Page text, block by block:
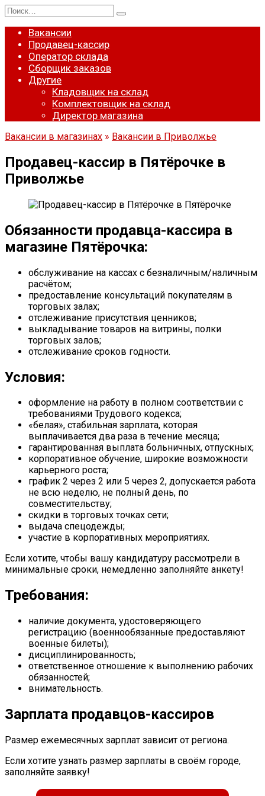
Перейти
к
содержанию
Search
for:
Вакансии
Продавец-кассир
Оператор склада
Сборщик заказов
Другие
Кладовщик на склад
Комплектовщик на склад
Директор магазина
Вакансии в магазинах » Вакансии в Приволжье
Продавец-кассир в Пятёрочке в
Приволжье
Обязанности продавца-кассира в
магазине Пятёрочка:
обслуживание на кассах с безналичным/наличным
расчётом;
предоставление консультаций покупателям в
торговых залах;
отслеживание присутствия ценников;
выкладывание товаров на витрины, полки
торговых залов;
отслеживание сроков годности.
Условия:
оформление на работу в полном соответствии с
требованиями Трудового кодекса;
«белая», стабильная зарплата, которая
выплачивается два раза в течение месяца;
гарантированная выплата больничных, отпускных;
корпоративное обучение, широкие возможности
карьерного роста;
график 2 через 2 или 5 через 2, допускается работа
не всю неделю, не полный день, по
совместительству;
скидки в торговых точках сети;
выдача спецодежды;
участие в корпоративных мероприятиях.
Если хотите, чтобы вашу кандидатуру рассмотрели в
минимальные сроки, немедленно заполняйте анкету!
Требования:
наличие документа, удостоверяющего
регистрацию (военнообязанные предоставляют
военные билеты);
дисциплинированность;
ответственное отношение к выполнению рабочих
обязанностей;
внимательность.
Зарплата продавцов-кассиров
Размер ежемесячных зарплат зависит от региона.
Если хотите узнать размер зарплаты в своём городе,
заполняйте заявку!